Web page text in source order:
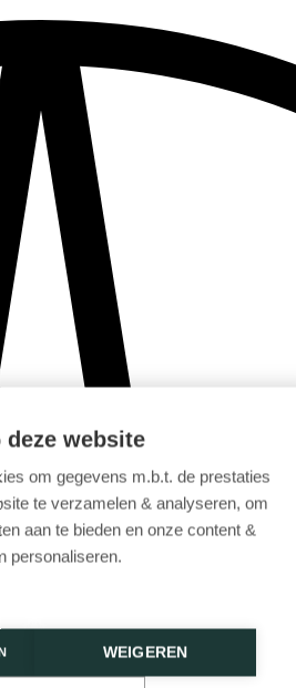
website
om gegevens m.b.t. de prestaties
te verzamelen & analyseren, om
aan te bieden en onze content &
personaliseren.
WEIGEREN